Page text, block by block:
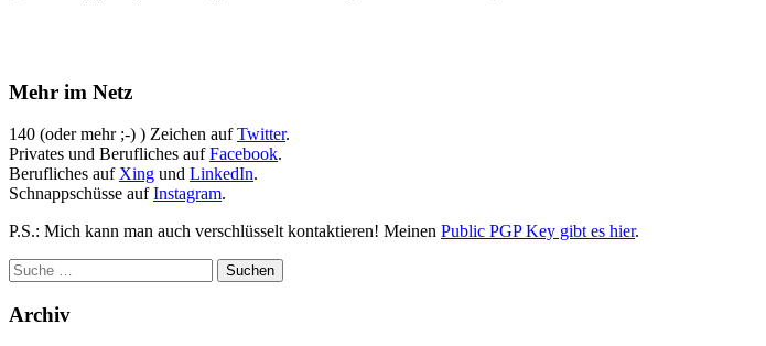
Mehr im Netz
140 (oder mehr ;-) ) Zeichen aufTwitter.
Privates und Berufliches aufFacebook.
Berufliches auf Xing und LinkedIn.
Schnappschüsse aufInstagram.
P.S.: Mich kann man auch verschlüsselt kontaktieren! Meinen Public PGP Key gibt es hier.
Archiv